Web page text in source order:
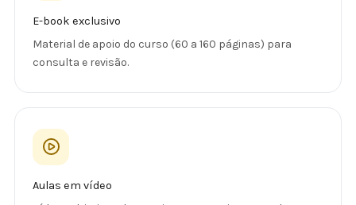
E-book exclusivo
Material de apoio do curso (60 a 160 páginas) para
consulta e revisão.
Aulas em vídeo